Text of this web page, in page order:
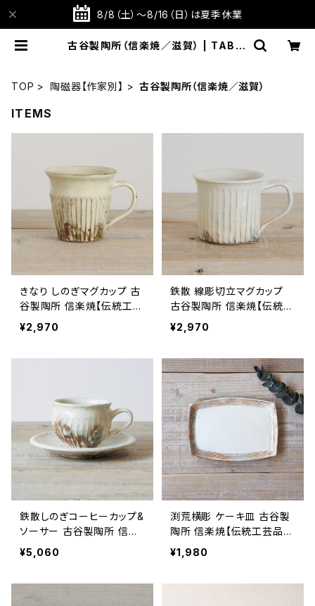
8/8（土）～8/16（日）は夏季休業
古谷製陶所（信楽焼／滋賀） | TABIT
TOP 陶磁器【作家別】 古谷製陶所（信楽焼／滋賀）
ITEMS
きなり しのぎマグカップ 古
谷製陶所 信楽焼【伝統工芸
品】【民藝品】【ギフト プレゼ
ント】【父の日 お誕生日】
¥2,970
鉄散 線彫切立マグカップ
古谷製陶所 信楽焼【伝統工
芸品】【民藝品】【ギフト プレ
ゼント】【父の日 お誕生日】
¥2,970
鉄散しのぎコーヒーカップ&
ソーサー 古谷製陶所 信楽
焼【伝統工芸品】【民藝品】
【ギフト プレゼント】【父の日
¥5,060
渕荒横彫 ケーキ皿 古谷製
陶所 信楽焼【伝統工芸品】
【民藝品】【ギフト プレゼン
ト】【父の日 お誕生日】
¥1,980